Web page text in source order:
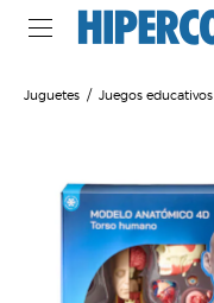
Juguetes Juegos educativos